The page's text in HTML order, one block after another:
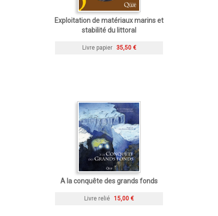
Exploitation de matériaux marins et
stabilité du littoral
Livre papier 35,50 €
A la conquête des grands fonds
Livre relié 15,00 €